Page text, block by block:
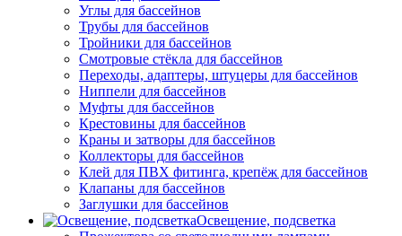
Углы для бассейнов
Трубы для бассейнов
Тройники для бассейнов
Смотровые стёкла для бассейнов
Переходы, адаптеры, штуцеры для бассейнов
Ниппели для бассейнов
Муфты для бассейнов
Крестовины для бассейнов
Краны и затворы для бассейнов
Коллекторы для бассейнов
Клей для ПВХ фитинга, крепёж для бассейнов
Клапаны для бассейнов
Заглушки для бассейнов
Освещение, подсветка